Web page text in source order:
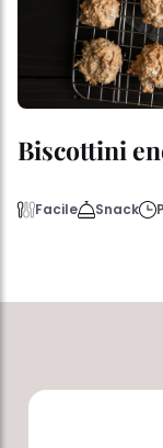
Biscottini
Facile Snack